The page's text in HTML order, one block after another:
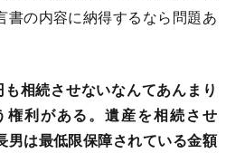
書の内容に納得するなら問題あ
も相続させないなんてあんまり
権利がある。遺産を相続させ
男は最低限保障されている金額